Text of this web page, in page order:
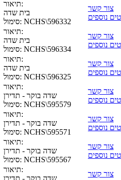
תיאור:
בית שדה
סימול: NCHS\596332
צור קשר
נוספים
תיאור:
בית שדה
סימול: NCHS\596334
צור קשר
נוספים
תיאור:
בית שדה
סימול: NCHS\596325
צור קשר
נוספים
תיאור:
שדה בוקר - תדירן
סימול: NCHS\595579
צור קשר
נוספים
תיאור:
שדה בוקר - תדירן
סימול: NCHS\595571
צור קשר
נוספים
תיאור:
שדה בוקר - תדירן
סימול: NCHS\595567
צור קשר
נוספים
תיאור:
שדה בוקר - תדירן
צור קשר